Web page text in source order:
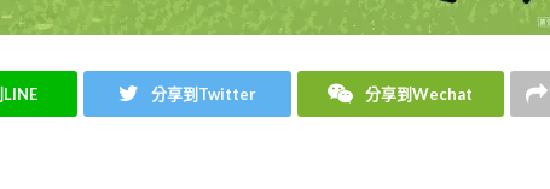
分享到Twitter 分享到Wechat